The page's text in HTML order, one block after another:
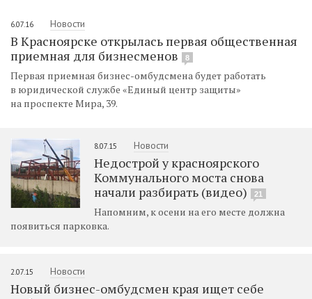
6.07.16 Новости
В Красноярске открылась первая общественная
приемная для бизнесменов
8
Первая приемная бизнес-омбудсмена будет работать
в юридической службе «Единый центр защиты»
на проспекте Мира, 39.
8.07.15 Новости
Недострой у красноярского
Коммунального моста снова
начали разбирать (видео)
21
Напомним, к осени на его месте должна
появиться парковка.
2.07.15 Новости
Новый бизнес-омбудсмен края ищет себе